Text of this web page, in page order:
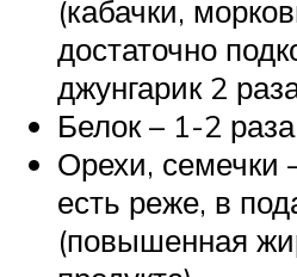
(кабачки,
достаточно
джунгарик 2
Белок – 1-2
Орехи, семечки
есть реже, в
(повышенная